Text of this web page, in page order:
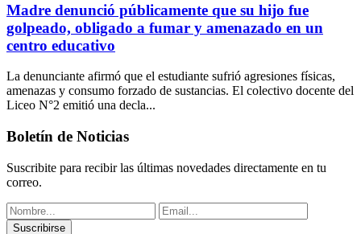
Madre denunció públicamente que su hijo fue
golpeado, obligado a fumar y amenazado en un
centro educativo
La denunciante afirmó que el estudiante sufrió agresiones físicas,
amenazas y consumo forzado de sustancias. El colectivo docente del
Liceo N°2 emitió una decla...
Boletín de Noticias
Suscribite para recibir las últimas novedades directamente en tu
correo.
Suscribirse